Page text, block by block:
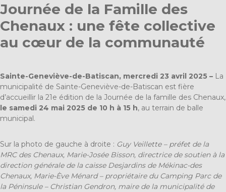
Journée de la Famille des
Chenaux : une fête collective
au cœur de la communauté
Sainte-Geneviève-de-Batiscan, mercredi 23 avril 2025 – La
municipalité de Sainte-Geneviève-de-Batiscan est fière
d’accueillir la 21e édition de la Journée de la famille des Chenaux,
le samedi 24 mai 2025 de 10 h à 15 h, au terrain de balle
municipal.
Sur la photo de gauche à droite : Guy Veillette – préfet de la
MRC des Chenaux, Marie-Josée Bisson, directrice de soutien à la
direction générale de la caisse Desjardins de Mékinac-des
Chenaux, Marie-Ève Ménard – propriétaire du Camping Parc de
la Péninsule – Christian Gendron, maire de la municipalité de